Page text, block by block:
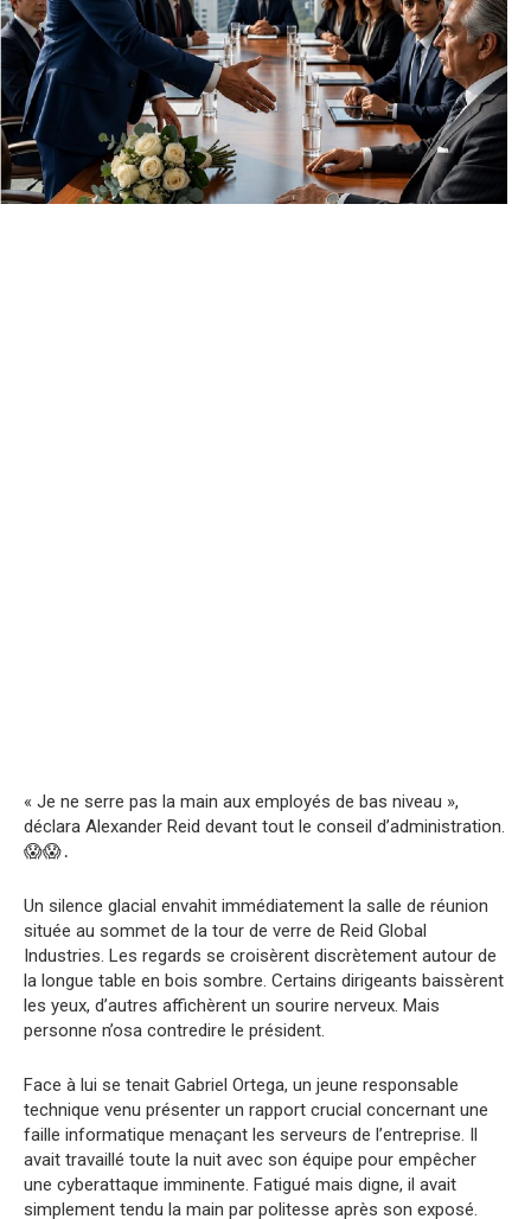
« Je ne serre pas la main aux employés de bas niveau »,
déclara Alexander Reid devant tout le conseil d’administration.
😱😱․
Un silence glacial envahit immédiatement la salle de réunion
située au sommet de la tour de verre de Reid Global
Industries. Les regards se croisèrent discrètement autour de
la longue table en bois sombre. Certains dirigeants baissèrent
les yeux, d’autres affichèrent un sourire nerveux. Mais
personne n’osa contredire le président.
Face à lui se tenait Gabriel Ortega, un jeune responsable
technique venu présenter un rapport crucial concernant une
faille informatique menaçant les serveurs de l’entreprise. Il
avait travaillé toute la nuit avec son équipe pour empêcher
une cyberattaque imminente. Fatigué mais digne, il avait
simplement tendu la main par politesse après son exposé.